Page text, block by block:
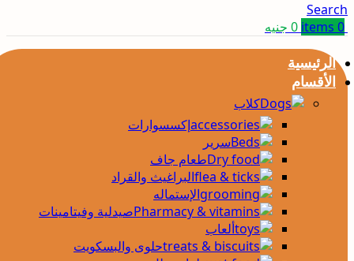
Search
0
items
0 جنيه
الرئيسية
الأقسام
كلاب
إكسسوارات
سرير
طعام جاف
البراغيث والقراد
الإستماله
صيدلية وفيتامينات
ألعاب
حلوى والبسكويت